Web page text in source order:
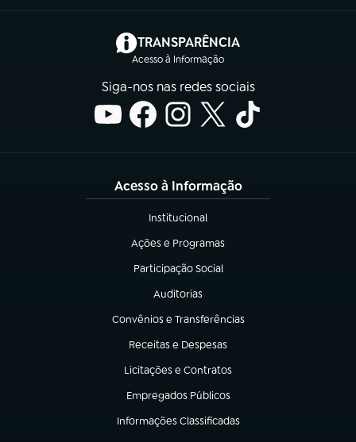
TRANSPARÊNCIA
Acesso à Informação
(abre em nova aba)
Siga-nos nas redes sociais
Acesso à Informação
Institucional
(abre em nova aba)
Ações e Programas
(abre em nova aba)
Participação Social
(abre em nova aba)
Auditorias
(abre em nova aba)
Convênios e Transferências
(abre em nova aba)
Receitas e Despesas
(abre em nova aba)
Licitações e Contratos
(abre em nova aba)
Empregados Públicos
(abre em nova aba)
Informações Classificadas
(abre em nova aba)